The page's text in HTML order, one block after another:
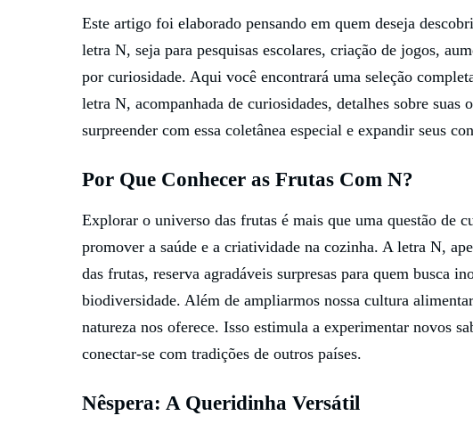
Este artigo foi elaborado pensando em quem deseja
letra N, seja para pesquisas escolares, criação de jogos,
por curiosidade. Aqui você encontrará uma seleção
letra N, acompanhada de curiosidades, detalhes sobre suas
surpreender com essa coletânea especial e expandir seus
Por Que Conhecer as Frutas Com N?
Explorar o universo das frutas é mais que uma questão de
promover a saúde e a criatividade na cozinha. A letra N,
das frutas, reserva agradáveis surpresas para quem busca
biodiversidade. Além de ampliarmos nossa cultura
natureza nos oferece. Isso estimula a experimentar novos
conectar-se com tradições de outros países.
Nêspera: A Queridinha Versátil